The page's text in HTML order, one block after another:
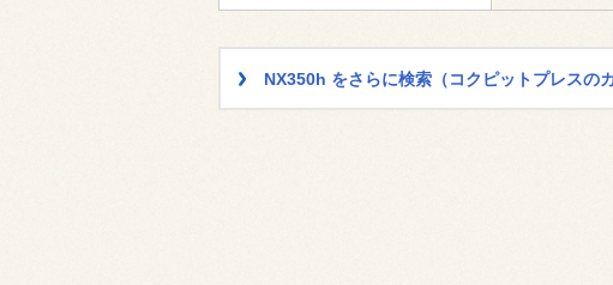
NX350h をさらに検索（コクピットプレスの